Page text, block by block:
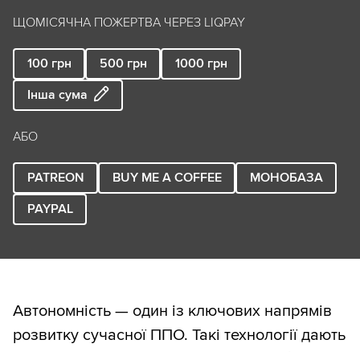
ЩОМІСЯЧНА ПОЖЕРТВА ЧЕРЕЗ LIQPAY
100 грн 500 грн 1000 грн
Інша сума
АБО
PATREON BUY ME A COFFEE
МОНОБАЗА
PAYPAL
Автономність — один із ключових напрямів
розвитку сучасної ППО. Такі технології дають